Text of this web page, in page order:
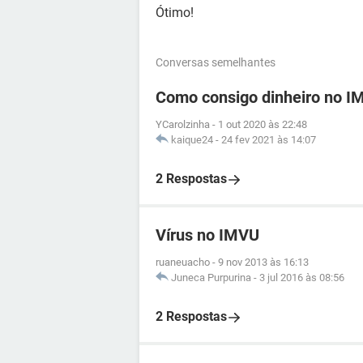
Ótimo!
Conversas semelhantes
Como consigo dinheiro no
YCarolzinha - 1 out 2020 às 22:48
kaique24 - 24 fev 2021 às 14:07
2 Respostas
Vírus no IMVU
ruaneuacho - 9 nov 2013 às 16:13
Juneca Purpurina - 3 jul 2016 às 08:56
2 Respostas